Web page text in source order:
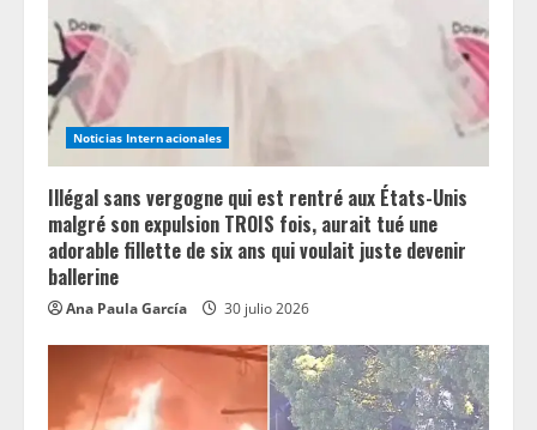
Noticias Internacionales
Illégal sans vergogne qui est rentré aux États-Unis
malgré son expulsion TROIS fois, aurait tué une
adorable fillette de six ans qui voulait juste devenir
ballerine
Ana Paula García 30 julio 2026